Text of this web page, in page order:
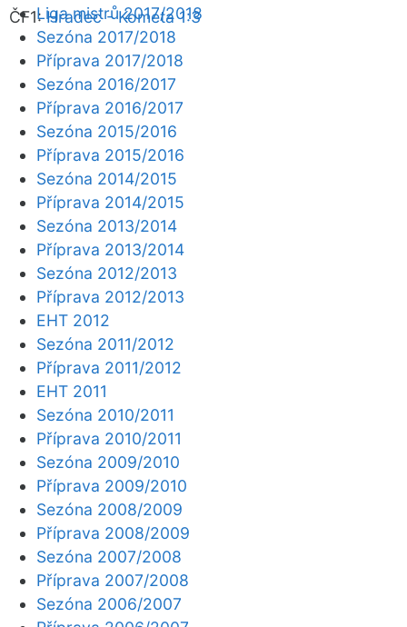
ČF1:Hradec - Kometa 1:3
Liga mistrů 2017/2018
Sezóna 2017/2018
Příprava 2017/2018
Sezóna 2016/2017
Příprava 2016/2017
Sezóna 2015/2016
Příprava 2015/2016
Sezóna 2014/2015
Příprava 2014/2015
Sezóna 2013/2014
Příprava 2013/2014
Sezóna 2012/2013
Příprava 2012/2013
EHT 2012
Sezóna 2011/2012
Příprava 2011/2012
EHT 2011
Sezóna 2010/2011
Příprava 2010/2011
Sezóna 2009/2010
Příprava 2009/2010
Sezóna 2008/2009
Příprava 2008/2009
Sezóna 2007/2008
Příprava 2007/2008
Sezóna 2006/2007